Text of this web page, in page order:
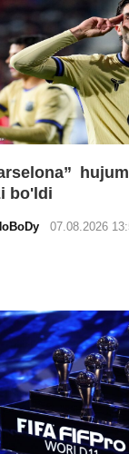
bo'ldi
07.08.2026